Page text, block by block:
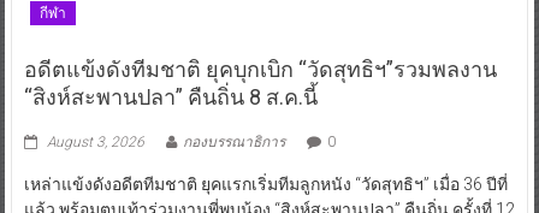
กีฬา
อดีตแข้งดังทีมชาติ ยุคบุกเบิก “วัดสุทธิฯ”รวมพลงาน
“สิงห์สะพานปลา” คืนถิ่น 8 ส.ค.นี้
August 3, 2026 กองบรรณาธิการ 0
เหล่าแข้งดังอดีตทีมชาติ ยุคแรกเริ่มทีมลูกหนัง “วัดสุทธิฯ” เมื่อ 36 ปีที่